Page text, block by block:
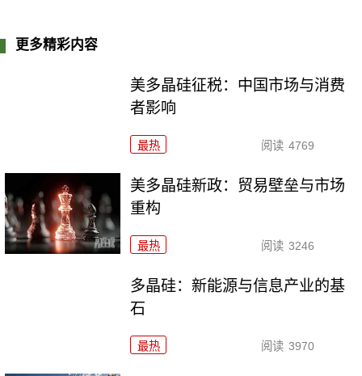
更多精彩内容
美多晶硅征税：中国市场与消费
者影响
最热 阅读 4769
美多晶硅新政：贸易壁垒与市场
重构
最热 阅读 3246
多晶硅：新能源与信息产业的基
石
最热 阅读 3970